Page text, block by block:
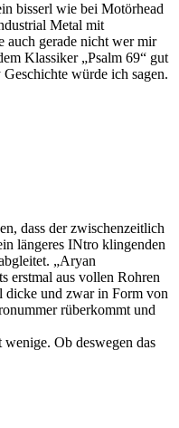
bisserl wie bei Motörhead
Metal mit
auch gerade nicht wer mir
Klassiker „Psalm 69“ gut
würde ich sagen.
dass der zwischenzeitlich
längeres INtro klingenden
„Aryan
erstmal aus vollen Rohren
dicke und zwar in Form von
rüberkommt und
Ob deswegen das